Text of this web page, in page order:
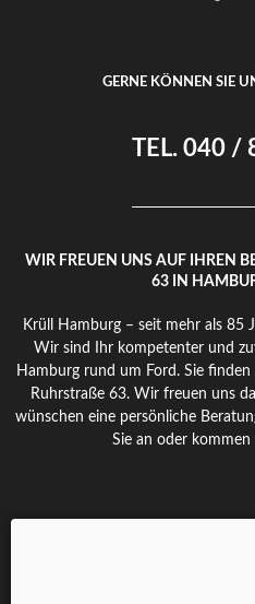
GERNE KÖNNEN SIE
TEL. 040 /
WIR FREUEN UNS AUF IHREN
3 IN
Krüll Hamburg – seit mehr als 85
Wir sind Ihr kompetenter und
Hamburg rund um Ford. Sie
Ruhrstraße 63. Wir freuen uns
wünschen eine persönliche
Sie an oder kommen